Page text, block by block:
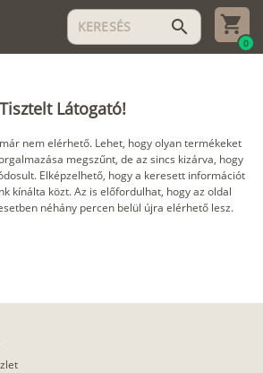
search
0
Tisztelt Látogató!
nem elérhető. Lehet, hogy olyan termékeket
megszűnt, de az sincs kizárva, hogy
Elképzelhető, hogy a keresett információt
kínálta közt. Az is előfordulhat, hogy az oldal
néhány percen belül újra elérhető lesz.